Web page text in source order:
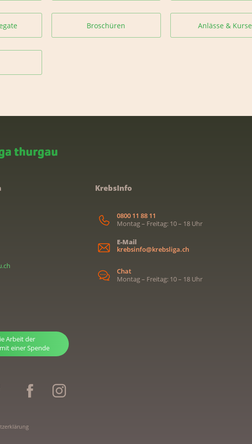
Broschüren Anlässe & Kurse
Arbeit der
einer Spende
KrebsInfo
0800 11 88 11
Montag – Freitag: 10 – 18 Uhr
E-Mail
krebsinfo@krebsliga.ch
Chat
Montag – Freitag: 10 – 18 Uhr